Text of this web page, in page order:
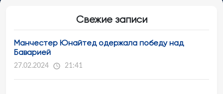
Свежие записи
Манчестер Юнайтед одержала победу над
Баварией
27.02.2024 21:41